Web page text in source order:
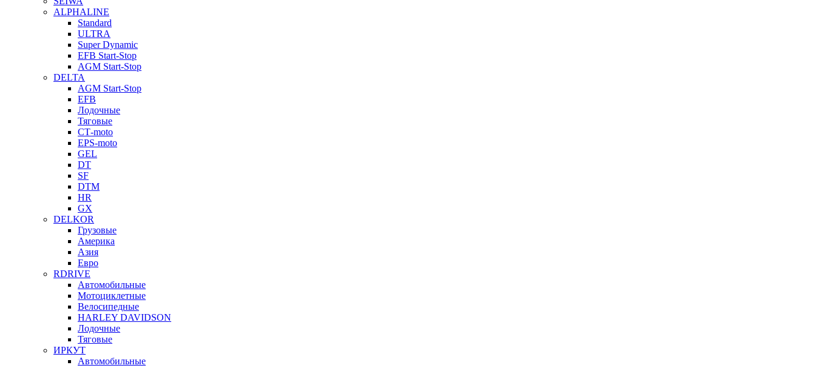
ALPHALINE
Standard
ULTRA
Super Dynamic
EFB Start-Stop
AGM Start-Stop
DELTA
AGM Start-Stop
EFB
Лодочные
Тяговые
СТ-moto
EPS-moto
GEL
DT
SF
DTM
HR
GX
DELKOR
Грузовые
Америка
Азия
Евро
RDRIVE
Автомобильные
Мотоциклетные
Велосипедные
HARLEY DAVIDSON
Лодочные
Тяговые
ИРКУТ
Автомобильные